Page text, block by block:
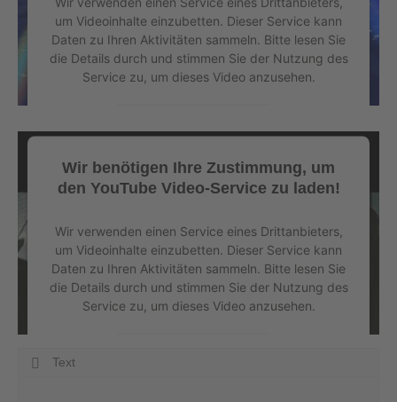
um Videoinhalte einzubetten. Dieser Service kann
Daten zu Ihren Aktivitäten sammeln. Bitte lesen Sie
die Details durch und stimmen Sie der Nutzung des
Service zu, um dieses Video anzusehen.
Akzeptieren
Wir benötigen Ihre Zustimmung, um
den YouTube Video-Service zu laden!
Wir verwenden einen Service eines Drittanbieters,
um Videoinhalte einzubetten. Dieser Service kann
Daten zu Ihren Aktivitäten sammeln. Bitte lesen Sie
die Details durch und stimmen Sie der Nutzung des
Service zu, um dieses Video anzusehen.
Text